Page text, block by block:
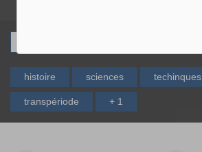
histoire sciences techinques
transpériode + 1